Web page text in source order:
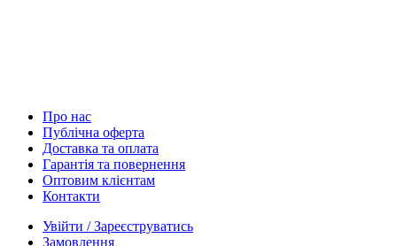
Про нас
Публічна оферта
Доставка та оплата
Гарантія та повернення
Оптовим клієнтам
Контакти
Увійти / Зареєструватись
Замовлення